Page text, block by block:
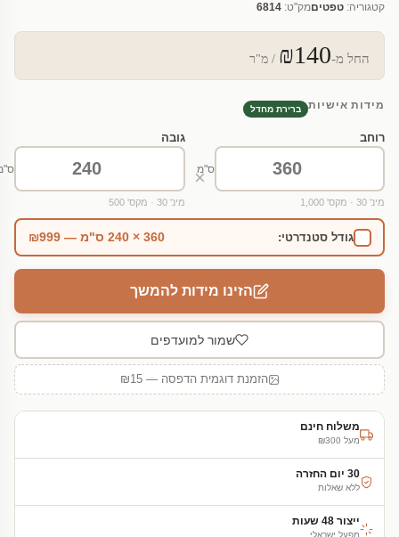
קטגוריה: טפטיםמק"ט: 6814
החל מ-₪140 / מ"ר
מידות אישיות ברירת מחדל
רוחב
ס"מ
מינ' 30 · מקס' 1,000
×
גובה
מינ' 30 · מקס' 500
גודל סטנדרטי: 360 × 240 ס"מ — ₪999
הזינו מידות להמשך
שמור למועדפים
הזמנת דוגמית הדפסה — ₪15
משלוח חינם
מעל ₪300
30 יום החזרה
ללא שאלות
ייצור 48 שעות
מפעל ישראלי